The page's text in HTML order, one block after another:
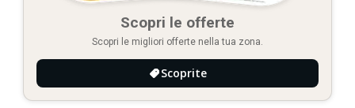
Scopri le offerte
Scopri le migliori offerte nella tua zona.
Scoprite